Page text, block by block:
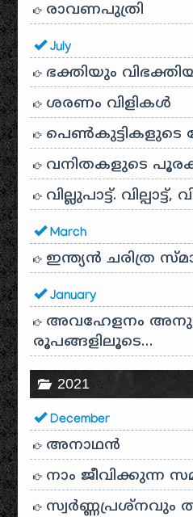
രാവണപുത്രി
July
ഭക്തിയും
ശരണം വിളികൾ
പെൺകുട്ടികളുടെ
വനിതകളുടെ
വില്ലുപാട്ട്. വില്പാട്ട്,
March
ഇന്ത്യൻ ചരിത്ര
January
അവഹേളനം
രൂപങ്ങളിലൂടെ…
2021
December
അനാഥന്‍
നാം ജീവിക്കുന്ന
സ്വര്‍ണ്ണപ്രശ്‌നവും